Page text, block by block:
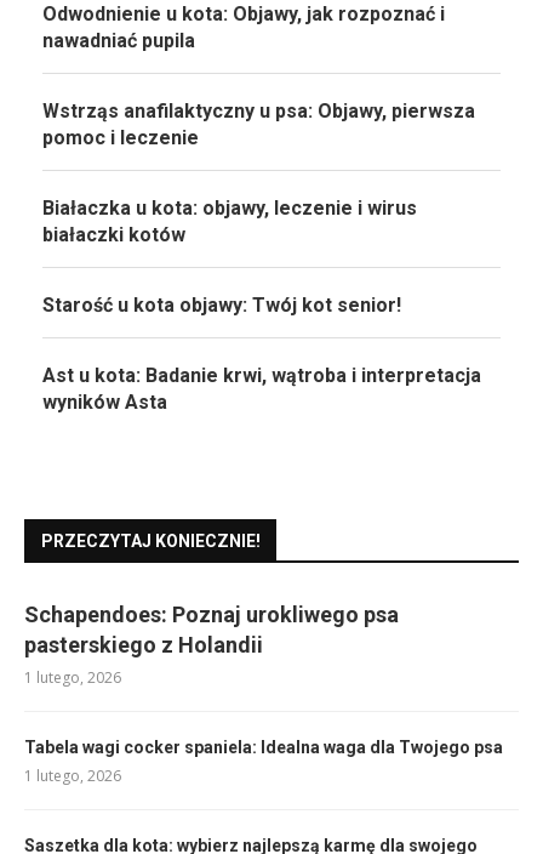
Odwodnienie u kota: Objawy, jak rozpoznać i
nawadniać pupila
Wstrząs anafilaktyczny u psa: Objawy, pierwsza
pomoc i leczenie
Białaczka u kota: objawy, leczenie i wirus
białaczki kotów
Starość u kota objawy: Twój kot senior!
Ast u kota: Badanie krwi, wątroba i interpretacja
wyników Asta
PRZECZYTAJ KONIECZNIE!
Schapendoes: Poznaj urokliwego psa
pasterskiego z Holandii
1 lutego, 2026
Tabela wagi cocker spaniela: Idealna waga dla Twojego psa
1 lutego, 2026
Saszetka dla kota: wybierz najlepszą karmę dla swojego